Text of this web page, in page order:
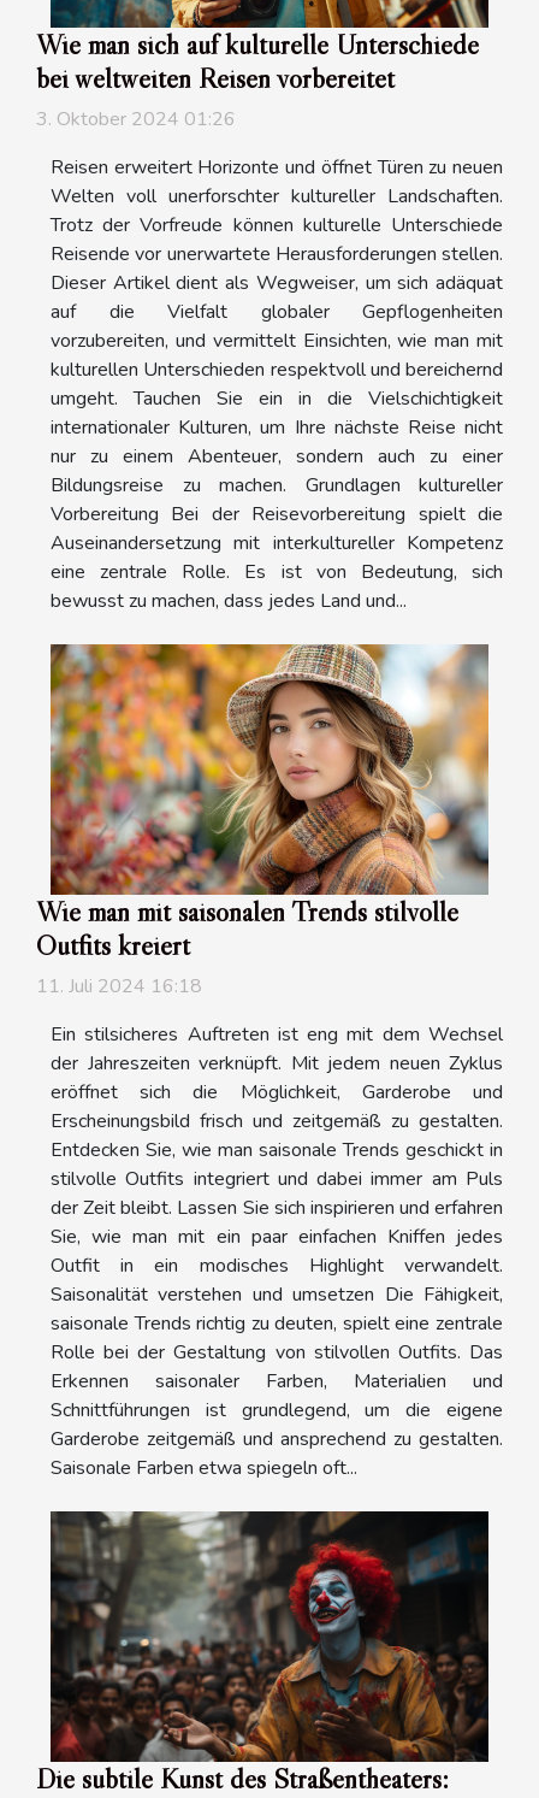
Wie man sich auf kulturelle Unterschiede
bei weltweiten Reisen vorbereitet
3. Oktober 2024 01:26
Reisen erweitert Horizonte und öffnet Türen zu neuen
Welten voll unerforschter kultureller Landschaften.
Trotz der Vorfreude können kulturelle Unterschiede
Reisende vor unerwartete Herausforderungen stellen.
Dieser Artikel dient als Wegweiser, um sich adäquat
auf die Vielfalt globaler Gepflogenheiten
vorzubereiten, und vermittelt Einsichten, wie man mit
kulturellen Unterschieden respektvoll und bereichernd
umgeht. Tauchen Sie ein in die Vielschichtigkeit
internationaler Kulturen, um Ihre nächste Reise nicht
nur zu einem Abenteuer, sondern auch zu einer
Bildungsreise zu machen. Grundlagen kultureller
Vorbereitung Bei der Reisevorbereitung spielt die
Auseinandersetzung mit interkultureller Kompetenz
eine zentrale Rolle. Es ist von Bedeutung, sich
bewusst zu machen, dass jedes Land und...
Wie man mit saisonalen Trends stilvolle
Outfits kreiert
11. Juli 2024 16:18
Ein stilsicheres Auftreten ist eng mit dem Wechsel
der Jahreszeiten verknüpft. Mit jedem neuen Zyklus
eröffnet sich die Möglichkeit, Garderobe und
Erscheinungsbild frisch und zeitgemäß zu gestalten.
Entdecken Sie, wie man saisonale Trends geschickt in
stilvolle Outfits integriert und dabei immer am Puls
der Zeit bleibt. Lassen Sie sich inspirieren und erfahren
Sie, wie man mit ein paar einfachen Kniffen jedes
Outfit in ein modisches Highlight verwandelt.
Saisonalität verstehen und umsetzen Die Fähigkeit,
saisonale Trends richtig zu deuten, spielt eine zentrale
Rolle bei der Gestaltung von stilvollen Outfits. Das
Erkennen saisonaler Farben, Materialien und
Schnittführungen ist grundlegend, um die eigene
Garderobe zeitgemäß und ansprechend zu gestalten.
Saisonale Farben etwa spiegeln oft...
Die subtile Kunst des Straßentheaters: